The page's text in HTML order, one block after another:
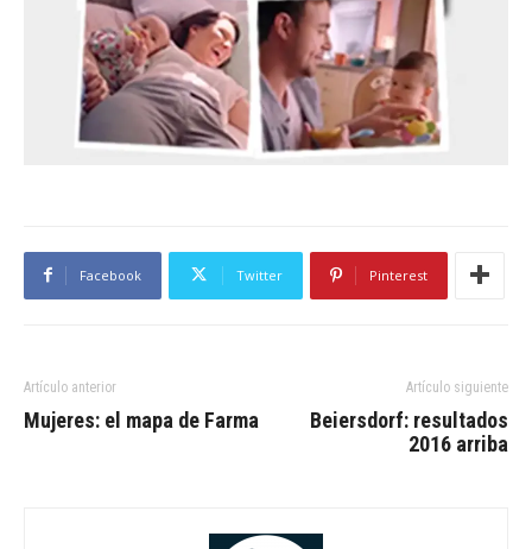
Facebook Twitter Pinterest
Artículo anterior
Mujeres: el mapa de Farma
Artículo siguiente
Beiersdorf: resultados
2016 arriba